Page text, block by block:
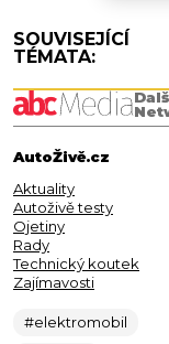
SOUVISEJÍCÍ
TÉMATA:
AutoŽivě.cz
Aktuality
Autoživě testy
Ojetiny
Rady
Technický koutek
Zajímavosti
#elektromobil